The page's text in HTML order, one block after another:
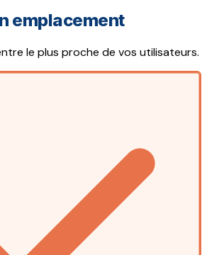
emplacement
le plus proche de vos utilisateurs.